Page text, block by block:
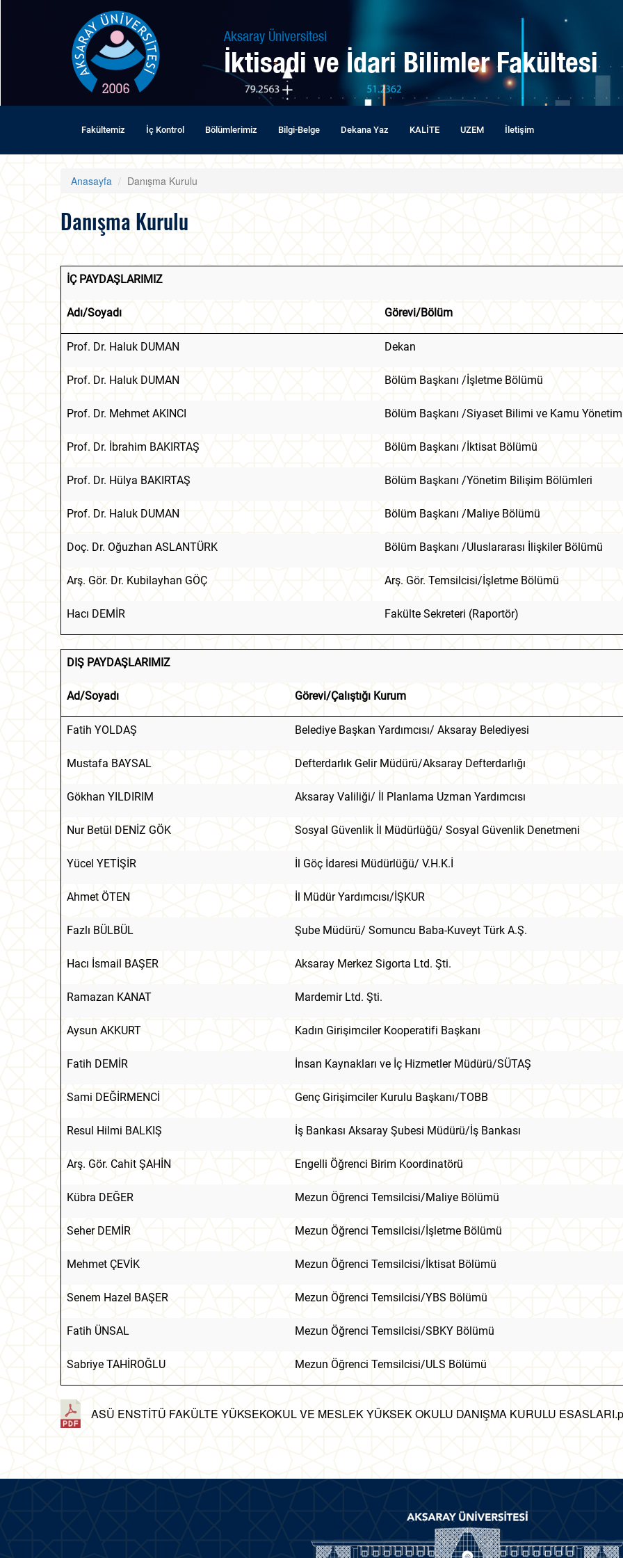
Aksaray Üniversitesi
İktisadi ve İdari Bilimler Fakültesi
Fakültemiz İç Kontrol Bölümlerimiz Bilgi-Belge Dekana Yaz KALİTE UZEM İletişim
Anasayfa Danışma Kurulu
Danışma Kurulu
İÇ PAYDAŞLARIMIZ
Adı/Soyadı Görevi/Bölüm
Prof. Dr. Haluk DUMAN Dekan
Prof. Dr. Haluk DUMAN Bölüm Başkanı /İşletme Bölümü
Prof. Dr. Mehmet AKINCI Bölüm Başkanı /Siyaset Bilimi ve Kamu
Prof. Dr. İbrahim BAKIRTAŞ Bölüm Başkanı /İktisat Bölümü
Prof. Dr. Hülya BAKIRTAŞ Bölüm Başkanı /Yönetim Bilişim Bölümleri
Prof. Dr. Haluk DUMAN Bölüm Başkanı /Maliye Bölümü
Doç. Dr. Oğuzhan ASLANTÜRK Bölüm Başkanı /Uluslararası İlişkiler Bölümü
Arş. Gör. Dr. Kubilayhan GÖÇ Arş. Gör. Temsilcisi/İşletme Bölümü
Hacı DEMİR Fakülte Sekreteri (Raportör)
DIŞ PAYDAŞLARIMIZ
Ad/Soyadı Görevi/Çalıştığı Kurum
Fatih YOLDAŞ Belediye Başkan Yardımcısı/ Aksaray Belediyesi
Mustafa BAYSAL Defterdarlık Gelir Müdürü/Aksaray Defterdarlığı
Gökhan YILDIRIM Aksaray Valiliği/ İl Planlama Uzman Yardımcısı
Nur Betül DENİZ GÖK Sosyal Güvenlik İl Müdürlüğü/ Sosyal Güvenlik Denetmeni
Yücel YETİŞİR İl Göç İdaresi Müdürlüğü/ V.H.K.İ
Ahmet ÖTEN İl Müdür Yardımcısı/İŞKUR
Fazlı BÜLBÜL Şube Müdürü/ Somuncu Baba-Kuveyt Türk A.Ş.
Hacı İsmail BAŞER Aksaray Merkez Sigorta Ltd. Şti.
Ramazan KANAT Mardemir Ltd. Şti.
Aysun AKKURT Kadın Girişimciler Kooperatifi Başkanı
Fatih DEMİR İnsan Kaynakları ve İç Hizmetler Müdürü/SÜTAŞ
Sami DEĞİRMENCİ Genç Girişimciler Kurulu Başkanı/TOBB
Resul Hilmi BALKIŞ İş Bankası Aksaray Şubesi Müdürü/İş Bankası
Arş. Gör. Cahit ŞAHİN Engelli Öğrenci Birim Koordinatörü
Kübra DEĞER Mezun Öğrenci Temsilcisi/Maliye Bölümü
Seher DEMİR Mezun Öğrenci Temsilcisi/İşletme Bölümü
Mehmet ÇEVİK Mezun Öğrenci Temsilcisi/İktisat Bölümü
Senem Hazel BAŞER Mezun Öğrenci Temsilcisi/YBS Bölümü
Fatih ÜNSAL Mezun Öğrenci Temsilcisi/SBKY Bölümü
Sabriye TAHİROĞLU Mezun Öğrenci Temsilcisi/ULS Bölümü
ASÜ ENSTİTÜ FAKÜLTE YÜKSEKOKUL VE MESLEK YÜKSEK OKULU DANIŞMA KURULU